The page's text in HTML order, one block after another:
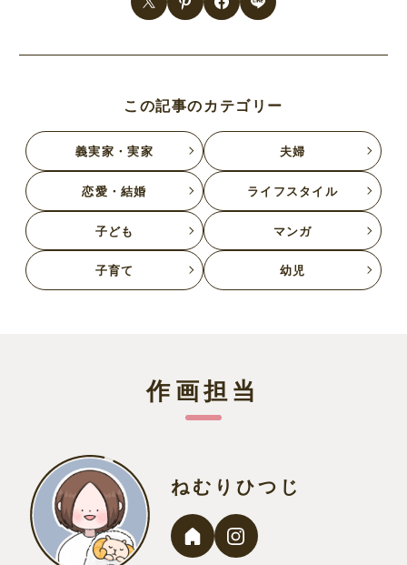
この記事のカテゴリー
義実家・実家 夫婦
恋愛・結婚 ライフスタイル
子ども マンガ
子育て 幼児
作画担当
ねむりひつじ